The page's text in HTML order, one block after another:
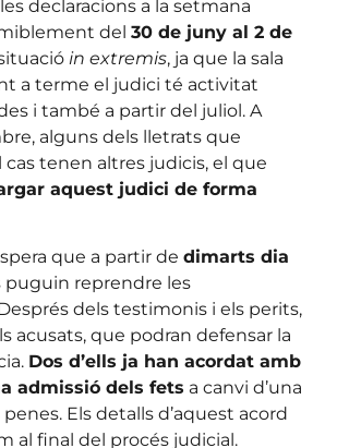
declaracions a la setmana
del 30 de juny al 2 de
in extremis, ja que la sala
a terme el judici té activitat
i també a partir del juliol. A
alguns dels lletrats que
tenen altres judicis, el que
aquest judici de forma
que a partir de dimarts dia
puguin reprendre les
dels testimonis i els perits,
acusats, que podran defensar la
Dos d’ells ja han acordat amb
admissió dels fets a canvi d’una
Els detalls d’aquest acord
al final del procés judicial.